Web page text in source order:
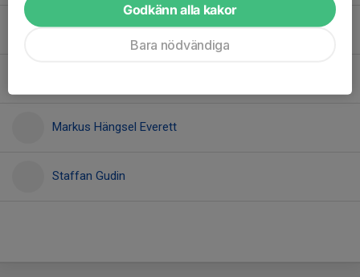
Lotta Cederberg
Markus Hängsel Everett
Staffan Gudin
Godkänn alla kakor
Bara nödvändiga